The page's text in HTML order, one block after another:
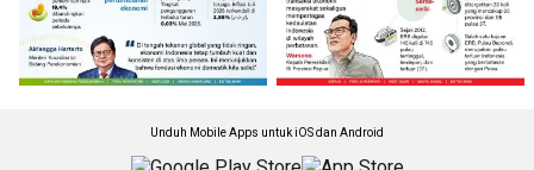
Unduh Mobile Apps untuk iOS dan Android